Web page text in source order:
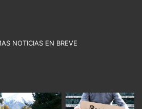
NOTICIAS EN BREVE